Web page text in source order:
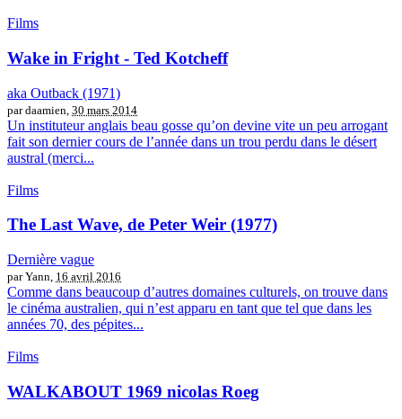
Films
Wake in Fright - Ted Kotcheff
aka Outback (1971)
par daamien, 30 mars 2014
Un instituteur anglais beau gosse qu’on devine vite un peu arrogant
fait son dernier cours de l’année dans un trou perdu dans le désert
austral (merci...
Films
The Last Wave, de Peter Weir (1977)
Dernière vague
par Yann, 16 avril 2016
Comme dans beaucoup d’autres domaines culturels, on trouve dans
le cinéma australien, qui n’est apparu en tant que tel que dans les
années 70, des pépites...
Films
WALKABOUT 1969 nicolas Roeg